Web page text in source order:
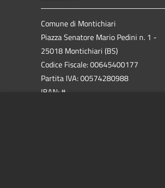
Comune di Montichiari
Piazza Senatore Mario Pedini n. 1 -
25018 Montichiari (BS)
Codice Fiscale: 00645400177
Partita IVA: 00574280988
IBAN: #